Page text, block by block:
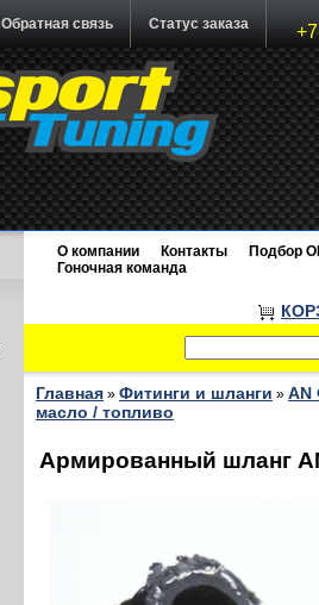
Обратная связь Статус заказа
О компании Контакты
Подбор
Гоночная команда
Главная » Фитинги и шланги » AN
масло / топливо
Армированный шланг